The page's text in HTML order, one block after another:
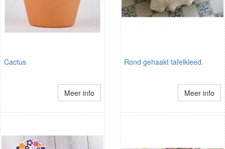
Cactus
Meer info
Rond gehaakt tafelkleed.
Meer info